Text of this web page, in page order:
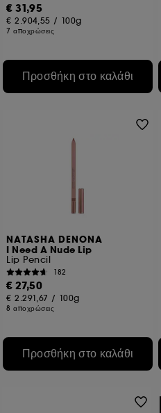
€ 31,95
€ 2.904,55 / 100g
7 αποχρώσεις
Προσθήκη στο καλάθι
NATASHA DENONA
I Need A Nude Lip
Lip Pencil
182
€ 27,50
€ 2.291,67 / 100g
8 αποχρώσεις
Προσθήκη στο καλάθι